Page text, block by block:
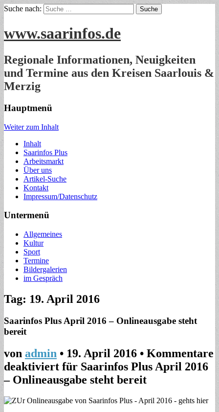
Suche nach:
www.saarinfos.de
Regionale Informationen, Neuigkeiten
und Termine aus den Kreisen Saarlouis &
Merzig
Hauptmenü
Weiter zum Inhalt
Inhalt
Saarinfos Plus
Arbeitsmarkt
Über uns
Artikel-Suche
Kontakt
Impressum/Datenschutz
Untermenü
Allgemeines
Kultur
Sport
Termine
Bildergalerien
im Gespräch
Tag: 19. April 2016
Saarinfos Plus April 2016 – Onlineausgabe steht
bereit
von admin • 19. April 2016 • Kommentare
deaktiviert für Saarinfos Plus April 2016
– Onlineausgabe steht bereit